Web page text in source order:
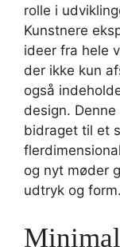
rolle i
Kunstnere
ideer fra hele
der ikke kun
også
design.
bidraget til et
og nyt møder
udtryk og form.